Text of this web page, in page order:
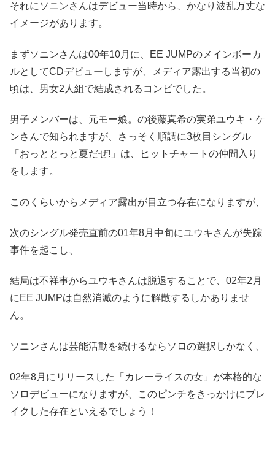
それにソニンさんはデビュー当時から、かなり波乱万丈な
イメージがあります。
まずソニンさんは00年10月に、EE JUMPのメインボーカ
ルとしてCDデビューしますが、メディア露出する当初の
頃は、男女2人組で結成されるコンビでした。
男子メンバーは、元モー娘。の後藤真希の実弟ユウキ・ケ
ンさんで知られますが、さっそく順調に3枚目シングル
「おっととっと夏だぜ!」は、ヒットチャートの仲間入り
をします。
このくらいからメディア露出が目立つ存在になりますが、
次のシングル発売直前の01年8月中旬にユウキさんが失踪
事件を起こし、
結局は不祥事からユウキさんは脱退することで、02年2月
にEE JUMPは自然消滅のように解散するしかありませ
ん。
ソニンさんは芸能活動を続けるならソロの選択しかなく、
02年8月にリリースした「カレーライスの女」が本格的な
ソロデビューになりますが、このピンチをきっかけにブレ
イクした存在といえるでしょう！